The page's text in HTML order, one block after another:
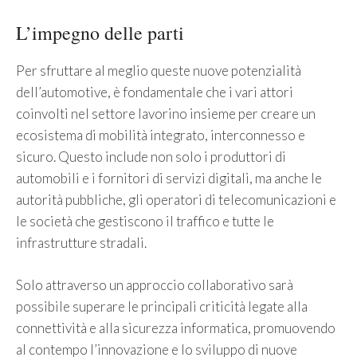
L’impegno delle parti
Per sfruttare al meglio queste nuove potenzialità
dell’automotive, è fondamentale che i vari attori
coinvolti nel settore lavorino insieme per creare un
ecosistema di mobilità integrato, interconnesso e
sicuro. Questo include non solo i produttori di
automobili e i fornitori di servizi digitali, ma anche le
autorità pubbliche, gli operatori di telecomunicazioni e
le società che gestiscono il traffico e tutte le
infrastrutture stradali.
Solo attraverso un approccio collaborativo sarà
possibile superare le principali criticità legate alla
connettività e alla sicurezza informatica, promuovendo
al contempo l’innovazione e lo sviluppo di nuove